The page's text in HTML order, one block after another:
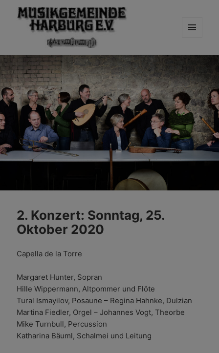
WIDGETS
2. Konzert: Sonntag, 25.
Oktober 2020
Capella de la Torre
Margaret Hunter, Sopran
Hille Wippermann, Altpommer und Flöte
Tural Ismayilov, Posaune – Regina Hahnke, Dulzian
Martina Fiedler, Orgel – Johannes Vogt, Theorbe
Mike Turnbull, Percussion
Katharina Bäuml, Schalmei und Leitung